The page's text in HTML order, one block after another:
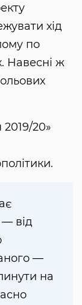
хід
по
Навесні ж
20»
— від
—
на